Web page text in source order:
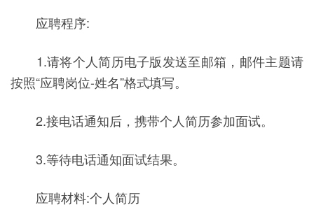
应聘程序:
1.请将个人简历电子版发送至邮箱，邮件主题请
按照“应聘岗位-姓名”格式填写。
2.接电话通知后，携带个人简历参加面试。
3.等待电话通知面试结果。
应聘材料:个人简历